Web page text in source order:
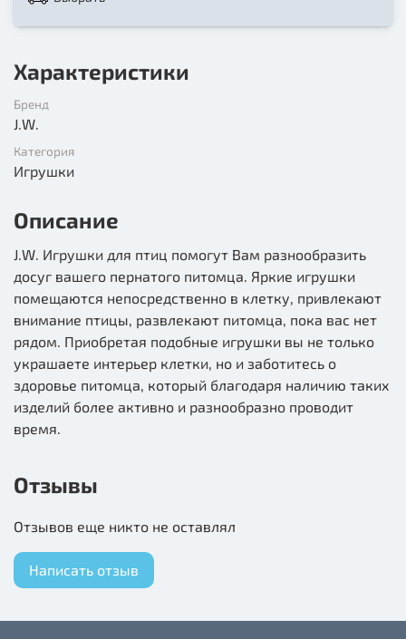
Характеристики
Бренд
J.W.
Категория
Игрушки
Описание
J.W. Игрушки для птиц помогут Вам разнообразить
досуг вашего пернатого питомца. Яркие игрушки
помещаются непосредственно в клетку, привлекают
внимание птицы, развлекают питомца, пока вас нет
рядом. Приобретая подобные игрушки вы не только
украшаете интерьер клетки, но и заботитесь о
здоровье питомца, который благодаря наличию таких
изделий более активно и разнообразно проводит
время.
Отзывы
Отзывов еще никто не оставлял
Написать отзыв